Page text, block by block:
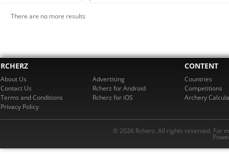
There are no more results
RCHERZ
About Us
Contact Us
Terms and Conditions
Privacy Policy
Advertising
Rcherz for Android
Rcherz for iOS
CONTENT
Countries
Competitions
Archery
© 2026 Rcherz. All rights reserved. For